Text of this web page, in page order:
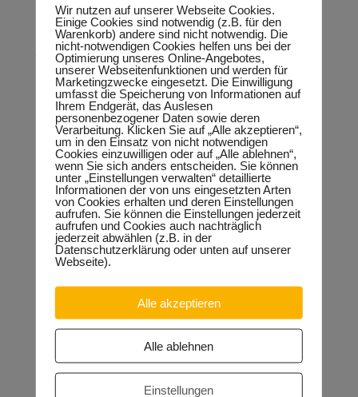
miteinander könnten im Homeschooling kaum
vermittelt werden, stellt Keindorf fest. „Aber gerade
diese Kompetenzen werden gebraucht, wenn
junge Menschen in eine Ausbildung gehen. Denn
der sorgfältige Umgang mit den Kunden ist
inzwischen ein echter Wirtschaftsfaktor.“ Der
Landtagsabgeordnetefordert zudem, für das
Schuljahr auch Phasen für
Berufsorientierungsmaßnahmen einzuplanen:
„Schule muss auf die Zukunft vorbereiten. Dazu
gehört es auch, den Schülern ein klares Bild von
der Berufswelt zu vermitteln.“
Neueste Beiträge
Sondervermögen für die Europachaussee richtige
Entscheidung! 30.04.2026
26.03.2026
Orgacid-Altlasten: Bund und Land mit in der Verantwortung
15.02.2026
Halle: Sondervermögen Infrastruktur für die Europachaussee
Lehrpläne: Grundsteine für spätere Ausbildung werden in der
23.01.2026
Wir nutzen auf unserer Webseite Cookies.
Einige Cookies sind notwendig (z.B. für den
Warenkorb) andere sind nicht notwendig. Die
nicht-notwendigen Cookies helfen uns bei der
Optimierung unseres Online-Angebotes,
unserer Webseitenfunktionen und werden für
Marketingzwecke eingesetzt. Die Einwilligung
umfasst die Speicherung von Informationen auf
Ihrem Endgerät, das Auslesen
personenbezogener Daten sowie deren
Verarbeitung. Klicken Sie auf „Alle akzeptieren“,
um in den Einsatz von nicht notwendigen
Cookies einzuwilligen oder auf „Alle ablehnen“,
wenn Sie sich anders entscheiden. Sie können
unter „Einstellungen verwalten“ detaillierte
Informationen der von uns eingesetzten Arten
von Cookies erhalten und deren Einstellungen
aufrufen. Sie können die Einstellungen jederzeit
aufrufen und Cookies auch nachträglich
jederzeit abwählen (z.B. in der
Datenschutzerklärung oder unten auf unserer
Webseite).
Alle akzeptieren
Alle ablehnen
Einstellungen